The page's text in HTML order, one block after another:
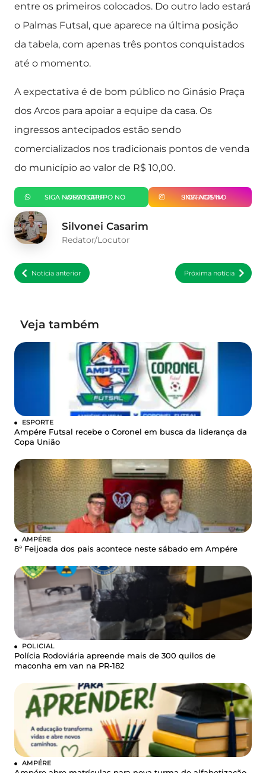
entre os primeiros colocados. Do outro lado estará
o Palmas Futsal, que aparece na última posição
da tabela, com apenas três pontos conquistados
até o momento.
A expectativa é de bom público no Ginásio Praça
dos Arcos para apoiar a equipe da casa. Os
ingressos antecipados estão sendo
comercializados nos tradicionais pontos de venda
do município ao valor de R$ 10,00.
SIGA NOSSO GRUPO NO WHATSAPP SIGA-NOS NO INSTAGRAM
Silvonei Casarim
Redator/Locutor
Notícia anterior Próxima notícia
Veja também
ESPORTE
Ampére Futsal recebe o Coronel em busca da liderança da
Copa União
AMPÉRE
8ª Feijoada dos pais acontece neste sábado em Ampére
POLICIAL
Polícia Rodoviária apreende mais de 300 quilos de
maconha em van na PR-182
AMPÉRE